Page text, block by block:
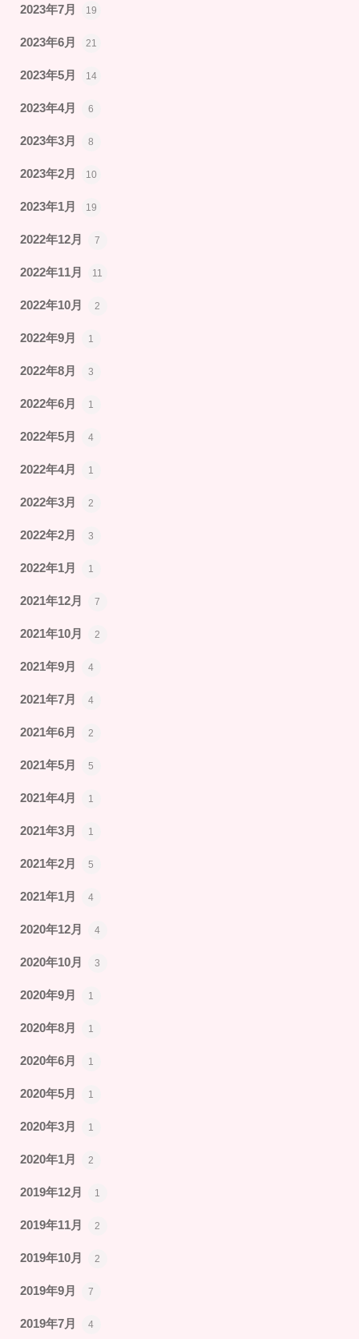
2023年7月 19
2023年6月 21
2023年5月 14
2023年4月 6
2023年3月 8
2023年2月 10
2023年1月 19
2022年12月 7
2022年11月 11
2022年10月 2
2022年9月 1
2022年8月 3
2022年6月 1
2022年5月 4
2022年4月 1
2022年3月 2
2022年2月 3
2022年1月 1
2021年12月 7
2021年10月 2
2021年9月 4
2021年7月 4
2021年6月 2
2021年5月 5
2021年4月 1
2021年3月 1
2021年2月 5
2021年1月 4
2020年12月 4
2020年10月 3
2020年9月 1
2020年8月 1
2020年6月 1
2020年5月 1
2020年3月 1
2020年1月 2
2019年12月 1
2019年11月 2
2019年10月 2
2019年9月 7
2019年7月 4